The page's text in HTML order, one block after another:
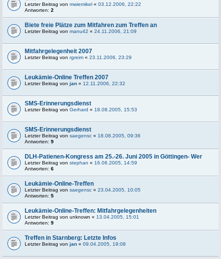
Letzter Beitrag von mwiemikel « 03.12.2006, 22:22
Antworten: 2
Biete freie Plätze zum Mitfahren zum Treffen an
Letzter Beitrag von manu42 « 24.11.2006, 21:09
Mitfahrgelegenheit 2007
Letzter Beitrag von rgreim « 23.11.2006, 23:29
Leukämie-Online Treffen 2007
Letzter Beitrag von jan « 12.11.2006, 22:32
SMS-Erinnerungsdienst
Letzter Beitrag von Gerhard « 18.08.2005, 15:53
SMS-Erinnerungsdienst
Letzter Beitrag von saegensc « 18.08.2005, 09:36
Antworten: 9
DLH-Patienen-Kongress am 25.-26. Juni 2005 in Göttingen- Wer
Letzter Beitrag von stephan « 16.06.2005, 14:59
Antworten: 6
Leukämie-Online-Treffen
Letzter Beitrag von saegensc « 23.04.2005, 10:05
Antworten: 5
Leukämie-Online-Treffen: Mitfahrgelegenheiten
Letzter Beitrag von unknown « 13.04.2005, 15:01
Antworten: 9
Treffen in Starnberg: Letzte Infos
Letzter Beitrag von jan « 09.04.2005, 19:08